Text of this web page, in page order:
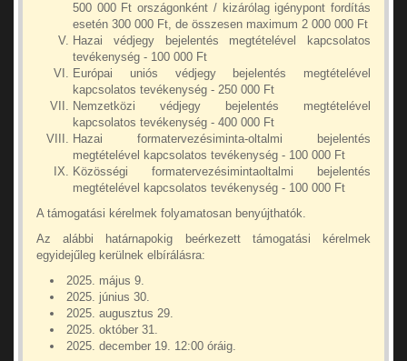
500 000 Ft országonként / kizárólag igénypont fordítás
esetén 300 000 Ft, de összesen maximum 2 000 000 Ft
Hazai védjegy bejelentés megtételével kapcsolatos
tevékenység - 100 000 Ft
Európai uniós védjegy bejelentés megtételével
kapcsolatos tevékenység - 250 000 Ft
Nemzetközi védjegy bejelentés megtételével
kapcsolatos tevékenység - 400 000 Ft
Hazai formatervezésiminta-oltalmi bejelentés
megtételével kapcsolatos tevékenység - 100 000 Ft
Közösségi formatervezésimintaoltalmi bejelentés
megtételével kapcsolatos tevékenység - 100 000 Ft
A támogatási kérelmek folyamatosan benyújthatók.
Az alábbi határnapokig beérkezett támogatási kérelmek
egyidejűleg kerülnek elbírálásra:
2025. május 9.
2025. június 30.
2025. augusztus 29.
2025. október 31.
2025. december 19. 12:00 óráig.